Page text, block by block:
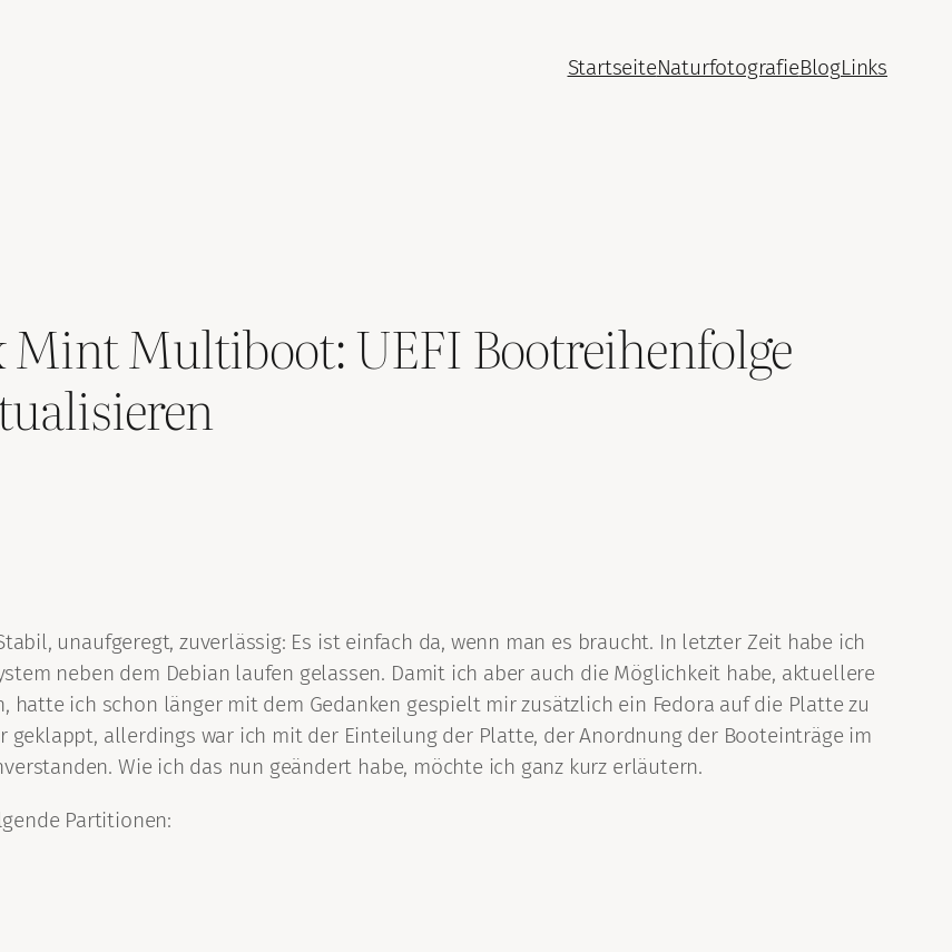
StartseiteNaturfotografieBlogLinks
Mint Multiboot: UEFI Bootreihenfolge
unaufgeregt, zuverlässig: Es ist einfach da, wenn man es braucht. In letzter Zeit habe ich
neben dem Debian laufen gelassen. Damit ich aber auch die Möglichkeit habe, aktuellere
ich schon länger mit dem Gedanken gespielt mir zusätzlich ein Fedora auf die Platte zu
geklappt, allerdings war ich mit der Einteilung der Platte, der Anordnung der Booteinträge im
Wie ich das nun geändert habe, möchte ich ganz kurz erläutern.
Partitionen: